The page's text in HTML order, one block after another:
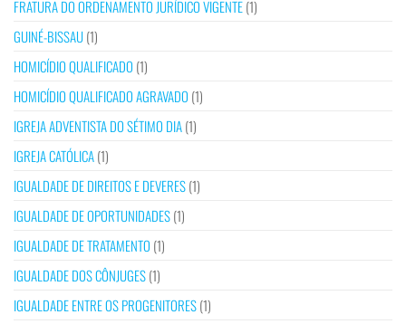
FRATURA DO ORDENAMENTO JURÍDICO VIGENTE(1)
GUINÉ-BISSAU(1)
HOMICÍDIO QUALIFICADO (1)
HOMICÍDIO QUALIFICADO AGRAVADO (1)
IGREJA ADVENTISTA DO SÉTIMO DIA(1)
IGREJA CATÓLICA(1)
IGUALDADE DE DIREITOS E DEVERES(1)
IGUALDADE DE OPORTUNIDADES(1)
IGUALDADE DE TRATAMENTO (1)
IGUALDADE DOS CÔNJUGES(1)
IGUALDADE ENTRE OS PROGENITORES(1)